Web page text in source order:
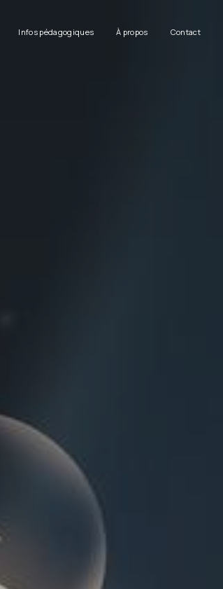
Infos pédagogiques À propos Contact